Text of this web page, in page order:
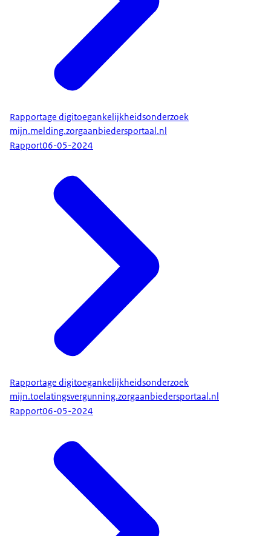
Rapportage digitoegankelijkheidsonderzoek
mijn.melding.zorgaanbiedersportaal.nl
Rapport06-05-2024
Rapportage digitoegankelijkheidsonderzoek
mijn.toelatingsvergunning.zorgaanbiedersportaal.nl
Rapport06-05-2024